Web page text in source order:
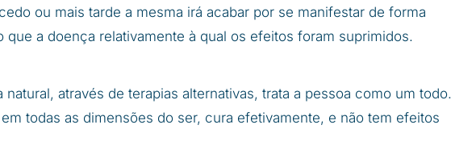
ou mais tarde a mesma irá acabar por se manifestar de forma
que a doença relativamente à qual os efeitos foram suprimidos.
natural, através de terapias alternativas, trata a pessoa como um todo.
todas as dimensões do ser, cura efetivamente, e não tem efeitos